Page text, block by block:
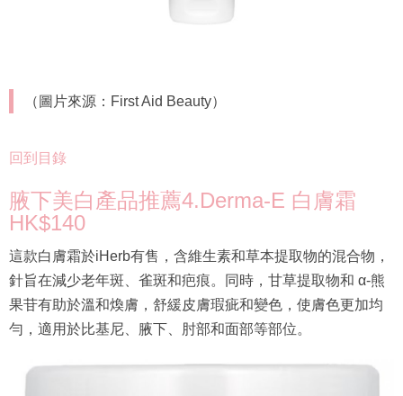
（圖片來源：First Aid Beauty）
回到目錄
腋下美白產品推薦4.Derma-E 白膚霜
HK$140
這款白膚霜於iHerb有售，含維生素和草本提取物的混合物，
針旨在減少老年斑、雀斑和疤痕。同時，甘草提取物和 α-熊
果苷有助於溫和煥膚，舒緩皮膚瑕疵和變色，使膚色更加均
勻，適用於比基尼、腋下、肘部和面部等部位。